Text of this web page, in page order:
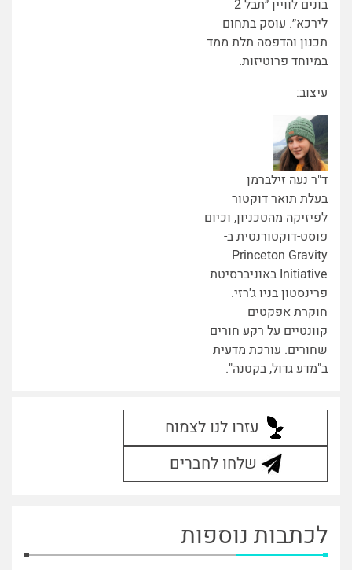
בונים לוויין ״תבל 2
לירכא״. עוסק בתחום
תכנון והדפסה תלת ממד
במיוחד פרוטיזות.
עיצוב:
ד"ר נעה זילברמן
בעלת תואר דוקטור
לפיזיקה מהטכניון, וכיום
פוסט-דוקטורנטית ב-
Princeton Gravity
Initiative באוניברסיטת
פרינסטון בניו ג'רזי.
חוקרת אפקטים
קוונטיים על רקע חורים
שחורים. עורכת מדעית
ב"מדע גדול, בקטנה".
עזרו לנו לצמוח
שלחו לחברים
לכתבות נוספות